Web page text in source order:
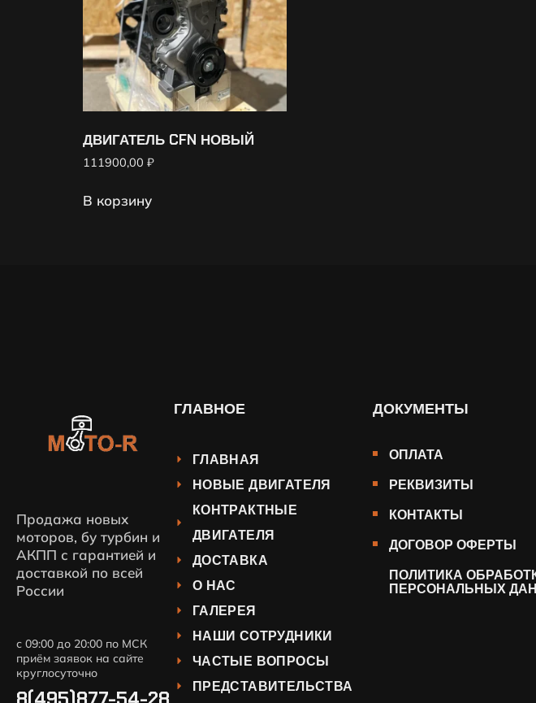
ДВИГАТЕЛЬ CFN НОВЫЙ
111900,00 ₽
В корзину
Продажа новых
моторов, бу турбин и
АКПП с гарантией и
доставкой по всей
России
с 09:00 до 20:00 по МСК
приём заявок на сайте
круглосуточно
ГЛАВНОЕ
ГЛАВНАЯ
НОВЫЕ ДВИГАТЕЛЯ
КОНТРАКТНЫЕ
ДВИГАТЕЛЯ
ДОСТАВКА
О НАС
ГАЛЕРЕЯ
НАШИ СОТРУДНИКИ
ЧАСТЫЕ ВОПРОСЫ
ПРЕДСТАВИТЕЛЬСТВА
ДОКУМЕНТЫ
ОПЛАТА
РЕКВИЗИТЫ
КОНТАКТЫ
ДОГОВОР ОФЕРТЫ
ПОЛИТИКА
ПЕРСОНАЛЬНЫХ